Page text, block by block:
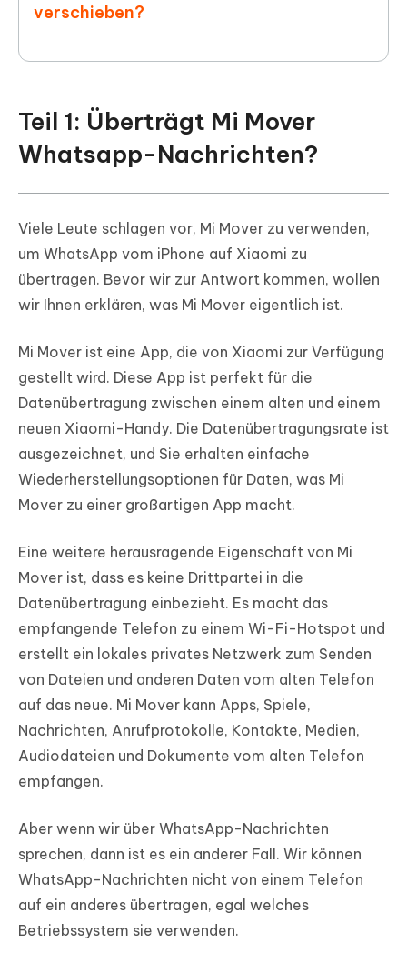
verschieben?
Teil 1: Überträgt Mi Mover
Whatsapp-Nachrichten?
Viele Leute schlagen vor, Mi Mover zu verwenden,
um WhatsApp vom iPhone auf Xiaomi zu
übertragen. Bevor wir zur Antwort kommen, wollen
wir Ihnen erklären, was Mi Mover eigentlich ist.
Mi Mover ist eine App, die von Xiaomi zur Verfügung
gestellt wird. Diese App ist perfekt für die
Datenübertragung zwischen einem alten und einem
neuen Xiaomi-Handy. Die Datenübertragungsrate ist
ausgezeichnet, und Sie erhalten einfache
Wiederherstellungsoptionen für Daten, was Mi
Mover zu einer großartigen App macht.
Eine weitere herausragende Eigenschaft von Mi
Mover ist, dass es keine Drittpartei in die
Datenübertragung einbezieht. Es macht das
empfangende Telefon zu einem Wi-Fi-Hotspot und
erstellt ein lokales privates Netzwerk zum Senden
von Dateien und anderen Daten vom alten Telefon
auf das neue. Mi Mover kann Apps, Spiele,
Nachrichten, Anrufprotokolle, Kontakte, Medien,
Audiodateien und Dokumente vom alten Telefon
empfangen.
Aber wenn wir über WhatsApp-Nachrichten
sprechen, dann ist es ein anderer Fall. Wir können
WhatsApp-Nachrichten nicht von einem Telefon
auf ein anderes übertragen, egal welches
Betriebssystem sie verwenden.